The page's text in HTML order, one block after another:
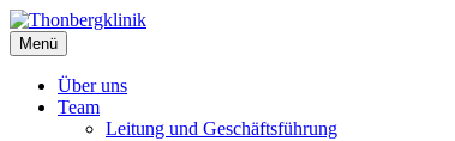
Thonbergklinik
Notfallzentrum, Chirurgie, Hausarzt, Allgemeinmedizin,
Menü
Über uns
Team
Leitung und Geschäftsführung